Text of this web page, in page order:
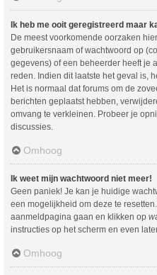
Ik heb me ooit geregistreerd maar
De meest voorkomende oorzaken
gebruikersnaam of wachtwoord op
gegevens) of een beheerder heeft je
reden. Indien dit laatste het geval is,
Het is normaal dat forums om de
berichten geplaatst hebben,
omvang te verkleinen. Probeer je
discussies.
Omhoog
Ik weet mijn wachtwoord niet meer!
Geen paniek! Je kan je huidige
een mogelijkheid om deze te
aanmeldpagina gaan en klikken op
instructies op het scherm en even
Omhoog